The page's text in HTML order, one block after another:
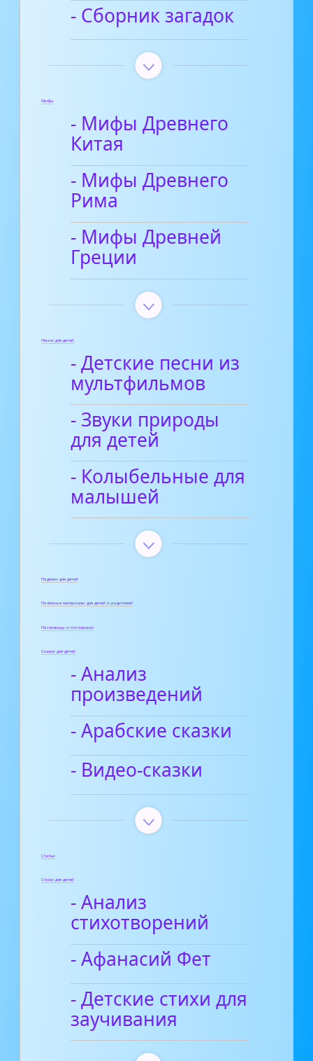
- Сборник загадок
Мифы
- Мифы Древнего
Китая
- Мифы Древнего
Рима
- Мифы Древней
Греции
Песни для детей
- Детские песни из
мультфильмов
- Звуки природы
для детей
- Колыбельные для
малышей
Поделки для детей
Полезные материалы для детей и родителей
Пословицы и поговорки
Сказки для детей
- Анализ
произведений
- Арабские сказки
- Видео-сказки
Статьи
Стихи для детей
- Анализ
стихотворений
- Афанасий Фет
- Детские стихи для
заучивания